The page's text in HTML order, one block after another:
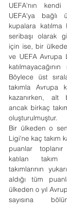
UEFA'nın
UEFA'ya bağlı
kupalara katılma
seribaşı olarak
için ise, bir
ve UEFA Avrupa
Böylece üst
takımla Avrupa
kazanırken, alt
ancak birkaç
oluşturulmuştur.
Bir ülkeden o
Ligi'ne kaç takım
puanlar
katılan takım
takımlarının
aldığı tüm
ülkeden o yıl
sayısına